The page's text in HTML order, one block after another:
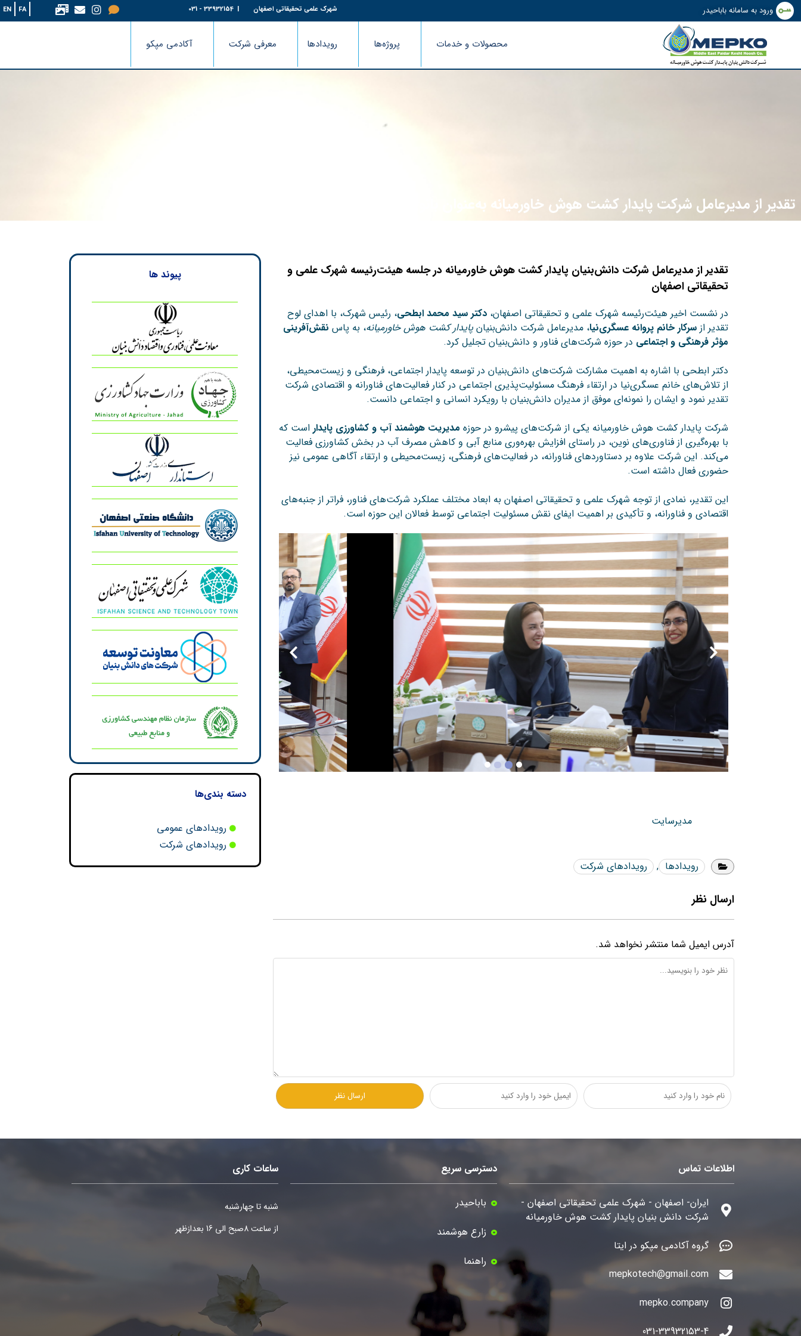
ورود به سامانه باباحیدر شهرک علمی تحقیقاتی اصفهان | 33932154 - 031
FA
EN
محصولات و خدمات پروژه‌ها رویدادها معرفی شرکت آکادمی مپکو
تقدیر از مدیرعامل شرکت پایدار کشت هوش خاورمیانه به‌عنوان بانوی کارآفرین برتر شهرک علمی و تحقیقاتی اصفهان
تقدیر از مدیرعامل شرکت دانش‌بنیان پایدار کشت هوش خاورمیانه در جلسه هیئت‌رئیسه شهرک علمی و
تحقیقاتی اصفهان
در نشست اخیر هیئت‌رئیسه شهرک علمی و تحقیقاتی اصفهان، دکتر سید محمد ابطحی، رئیس شهرک، با اهدای لوح
تقدیر از سرکار خانم پروانه عسگری‌نیا، مدیرعامل شرکت دانش‌بنیان پایدارکشت هوشخاورمیانه، به پاس نقش‌آفرینی
مؤثر فرهنگی و اجتماعی در حوزه شرکت‌های فناور و دانش‌بنیان تجلیل کرد.
دکتر ابطحی با اشاره به اهمیت مشارکت شرکت‌های دانش‌بنیان در توسعه پایدار اجتماعی، فرهنگی و زیست‌محیطی،
از تلاش‌های خانم عسگری‌نیا در ارتقاء فرهنگ مسئولیت‌پذیری اجتماعی در کنار فعالیت‌های فناورانه و اقتصادی شرکت
تقدیر نمود و ایشان را نمونه‌ای موفق از مدیران دانش‌بنیان با رویکرد انسانی و اجتماعی دانست.
شرکت پایدار کشت هوش خاورمیانه یکی از شرکت‌های پیشرو در حوزه مدیریت هوشمندآب و کشاورزی پایدار است که
با بهره‌گیری از فناوری‌های نوین، در راستای افزایش بهره‌وری منابع آبی و کاهش مصرف آب در بخش کشاورزی فعالیت
می‌کند. این شرکت علاوه بر دستاوردهای فناورانه، در فعالیت‌های فرهنگی، زیست‌محیطی و ارتقاء آگاهی عمومی نیز
حضوری فعال داشته است.
این تقدیر، نمادی از توجه شهرک علمی و تحقیقاتی اصفهان به ابعاد مختلف عملکرد شرکت‌های فناور، فراتر از جنبه‌های
اقتصادی و فناورانه، و تأکیدی بر اهمیت ایفای نقش مسئولیت اجتماعی توسط فعالان این حوزه است.
مدیرسایت
رویدادها , رویدادهای شرکت
ارسال نظر
آدرس ایمیل شما منتشر نخواهد شد.
پیوند ها
دسته بندی‌ها
رویدادهای عمومی
رویدادهای شرکت
اطلاعات تماس
ایران- اصفهان - شهرک علمی تحقیقاتی اصفهان -
شرکت دانش بنیان پایدار کشت هوش خاورمیانه
گروه آکادمی مپکو در ایتا
mepkotech@gmail.com
mepko.company
031-33932153-4
دسترسی سریع
باباحیدر
زارع هوشمند
راهنما
ساعات کاری
شنبه تا چهارشنبه
از ساعت 8صبح الی 16 بعدازظهر